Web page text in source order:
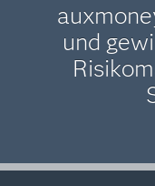
und